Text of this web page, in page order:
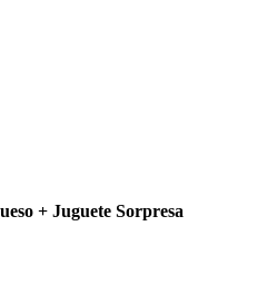
+ Juguete Sorpresa